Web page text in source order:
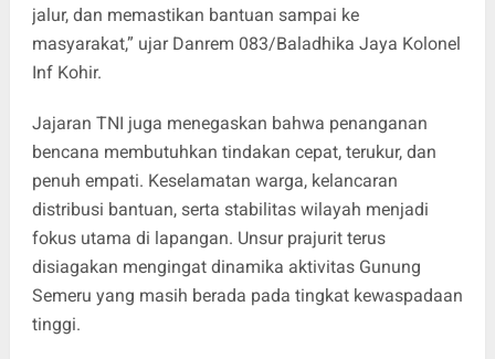
jalur, dan memastikan bantuan sampai ke
masyarakat,” ujar Danrem 083/Baladhika Jaya Kolonel
Inf Kohir.
Jajaran TNI juga menegaskan bahwa penanganan
bencana membutuhkan tindakan cepat, terukur, dan
penuh empati. Keselamatan warga, kelancaran
distribusi bantuan, serta stabilitas wilayah menjadi
fokus utama di lapangan. Unsur prajurit terus
disiagakan mengingat dinamika aktivitas Gunung
Semeru yang masih berada pada tingkat kewaspadaan
tinggi.